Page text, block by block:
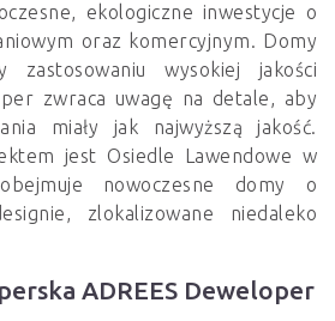
ekologiczne inwestycje o
oraz komercyjnym. Domy
zastosowaniu wysokiej jakości
zwraca uwagę na detale, aby
miały jak najwyższą jakość.
jest Osiedle Lawendowe w
nowoczesne domy o
zlokalizowane niedaleko
ADREES Deweloper